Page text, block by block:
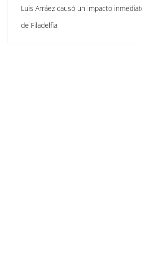
Luis Arráez causó un impacto
de Filadelfia